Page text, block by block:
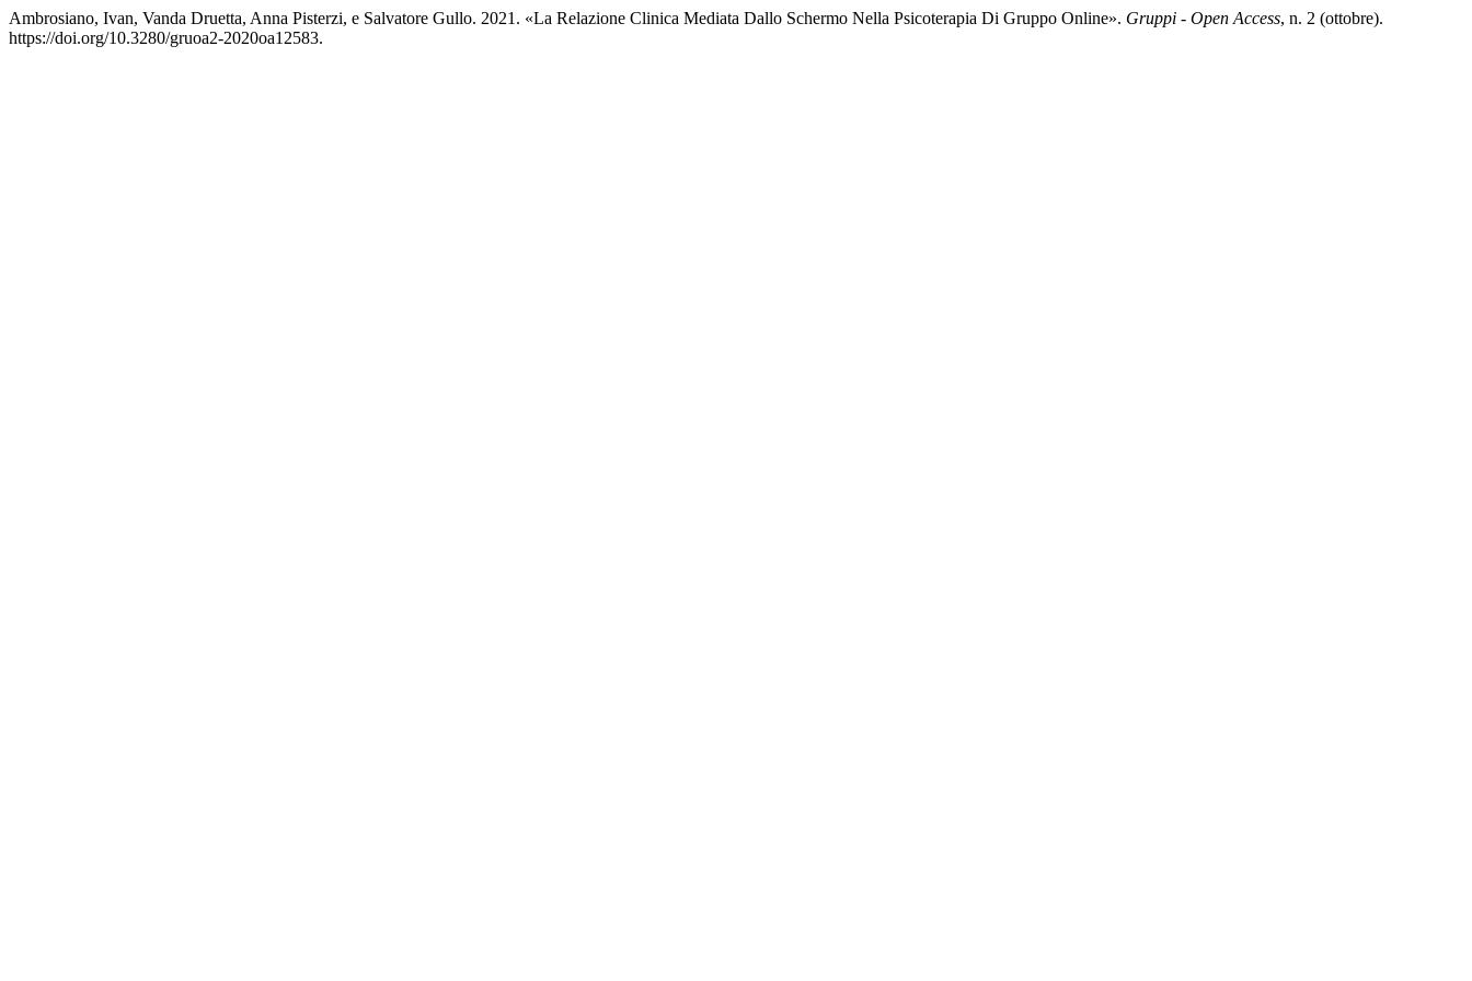
Ambrosiano, Ivan, Vanda Druetta, Anna Pisterzi, e Salvatore Gullo. 2021. «La Relazione Clinica Mediata Dallo Schermo Nella Psicoterapia Di Gruppo Online». Gruppi - Open Access, n. 2 (ottobre).
https://doi.org/10.3280/gruoa2-2020oa12583.